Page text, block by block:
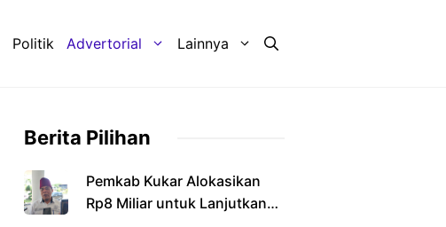
Politik Advertorial Lainnya
Berita Pilihan
Pemkab Kukar Alokasikan
Rp8 Miliar untuk Lanjutkan